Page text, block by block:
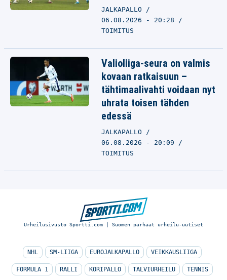
JALKAPALLO
06.08.2026 - 20:28
TOIMITUS
Valioliiga-seura on valmis
kovaan ratkaisuun –
tähtimaalivahti voidaan nyt
uhrata toisen tähden
edessä
JALKAPALLO
06.08.2026 - 20:09
TOIMITUS
Urheilusivusto Sportti.com | Suomen parhaat urheilu-uutiset
NHL SM-LIIGA EUROJALKAPALLO VEIKKAUSLIIGA
FORMULA 1 RALLI KORIPALLO TALVIURHEILU TENNIS